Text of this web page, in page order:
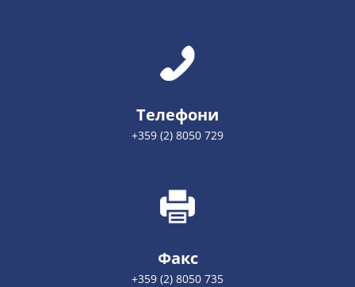
Телефони
+359 (2) 8050 729
Факс
+359 (2) 8050 735